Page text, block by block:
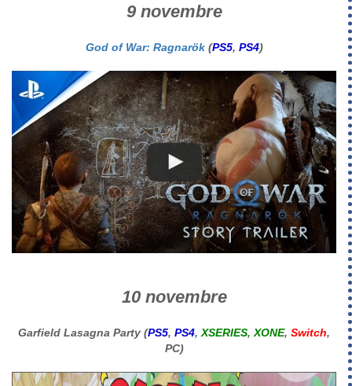
9 novembre
God of War: Ragnarök(PS5, PS4)
10 novembre
Garfield Lasagna Party (PS5, PS4, XSERIES, XONE, Switch,
PC)